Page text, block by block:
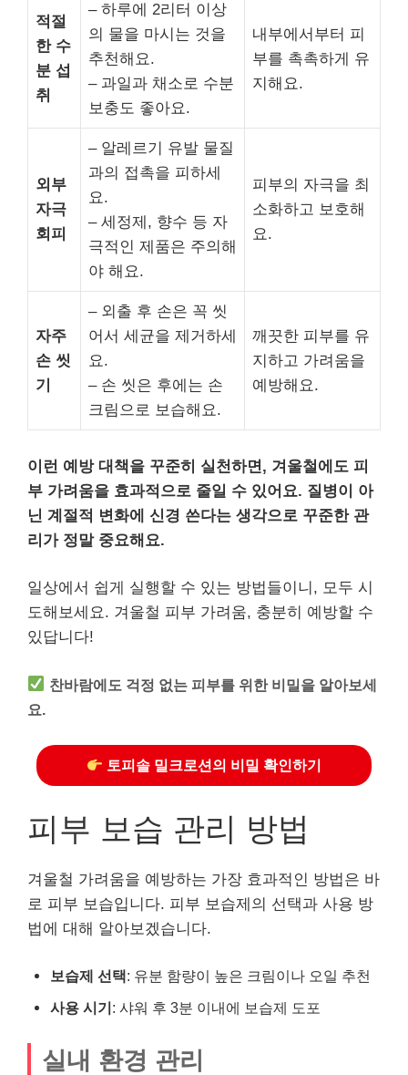
적절
한 수
분 섭
취
– 하루에 2리터 이상
의 물을 마시는 것을
추천해요.
– 과일과 채소로 수분
보충도 좋아요.
내부에서부터 피
부를 촉촉하게 유
지해요.
외부
자극
회피
– 알레르기 유발 물질
과의 접촉을 피하세
요.
– 세정제, 향수 등 자
극적인 제품은 주의해
야 해요.
피부의 자극을 최
소화하고 보호해
요.
자주
손 씻
기
– 외출 후 손은 꼭 씻
어서 세균을 제거하세
요.
– 손 씻은 후에는 손
크림으로 보습해요.
깨끗한 피부를 유
지하고 가려움을
예방해요.
이런 예방 대책을 꾸준히 실천하면, 겨울철에도 피
부 가려움을 효과적으로 줄일 수 있어요. 질병이 아
닌 계절적 변화에 신경 쓴다는 생각으로 꾸준한 관
리가 정말 중요해요.
일상에서 쉽게 실행할 수 있는 방법들이니, 모두 시
도해보세요. 겨울철 피부 가려움, 충분히 예방할 수
있답니다!
찬바람에도 걱정 없는 피부를 위한 비밀을 알아보세
요.
토피솔 밀크로션의 비밀 확인하기
피부 보습 관리 방법
겨울철 가려움을 예방하는 가장 효과적인 방법은 바
로 피부 보습입니다. 피부 보습제의 선택과 사용 방
법에 대해 알아보겠습니다.
보습제 선택: 유분 함량이 높은 크림이나 오일 추천
사용 시기: 샤워 후 3분 이내에 보습제 도포
실내 환경 관리